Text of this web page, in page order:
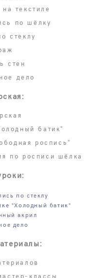
текстиле
по шёлку
стеклу
стен
дело
батик"
роспись"
по росписи шёлка
по стеклу
"Холодный батик"
акрил
дело
классы